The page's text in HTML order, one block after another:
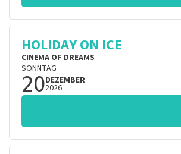
HOLIDAY ON ICE
CINEMA OF DREAMS
SONNTAG
20DEZEMBER
2026